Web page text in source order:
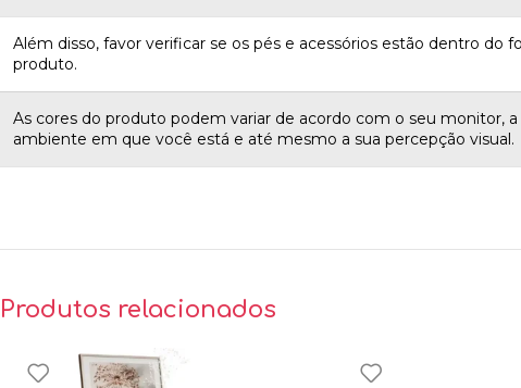
Além disso, favor verificar se os pés e acessórios estão dentro do
produto.
As cores do produto podem variar de acordo com o seu monitor,
ambiente em que você está e até mesmo a sua percepção visual.
Produtos relacionados